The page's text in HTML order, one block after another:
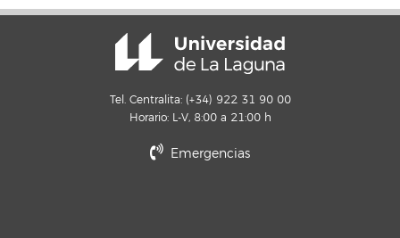
Tel. Centralita: (+34) 922 31 90 00
Horario: L-V, 8:00 a 21:00 h
Emergencias